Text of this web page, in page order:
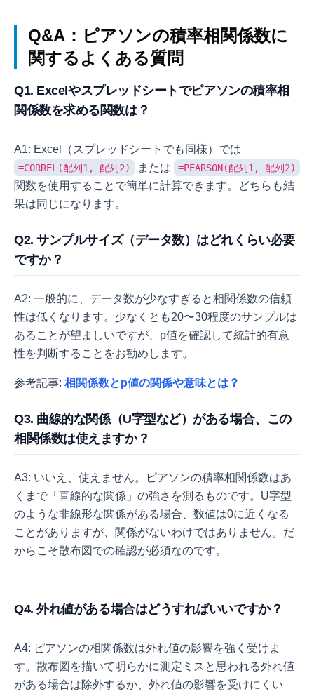
Q&A：ピアソンの積率相関係数に
関するよくある質問
Q1. Excelやスプレッドシートでピアソンの積率相
関係数を求める関数は？
A1: Excel（スプレッドシートでも同様）では
=CORREL(配列1, 配列2) または =PEARSON(配列1, 配列2)
関数を使用することで簡単に計算できます。どちらも結
果は同じになります。
Q2. サンプルサイズ（データ数）はどれくらい必要
ですか？
A2: 一般的に、データ数が少なすぎると相関係数の信頼
性は低くなります。少なくとも20〜30程度のサンプルは
あることが望ましいですが、p値を確認して統計的有意
性を判断することをお勧めします。
参考記事: 相関係数とp値の関係や意味とは？
Q3. 曲線的な関係（U字型など）がある場合、この
相関係数は使えますか？
A3: いいえ、使えません。ピアソンの積率相関係数はあ
くまで「直線的な関係」の強さを測るものです。U字型
のような非線形な関係がある場合、数値は0に近くなる
ことがありますが、関係がないわけではありません。だ
からこそ散布図での確認が必須なのです。
Q4. 外れ値がある場合はどうすればいいですか？
A4: ピアソンの相関係数は外れ値の影響を強く受けま
す。散布図を描いて明らかに測定ミスと思われる外れ値
がある場合は除外するか、外れ値の影響を受けにくい